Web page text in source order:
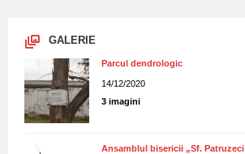
GALERIE
Parcul dendrologic
14/12/2020
3 imagini
Ansamblul bisericii „Sf.